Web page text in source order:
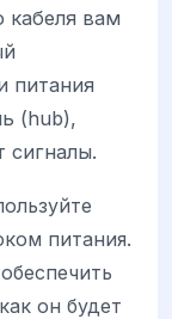
кабеля вам
питания
(hub),
сигналы.
питания.
обеспечить
он будет